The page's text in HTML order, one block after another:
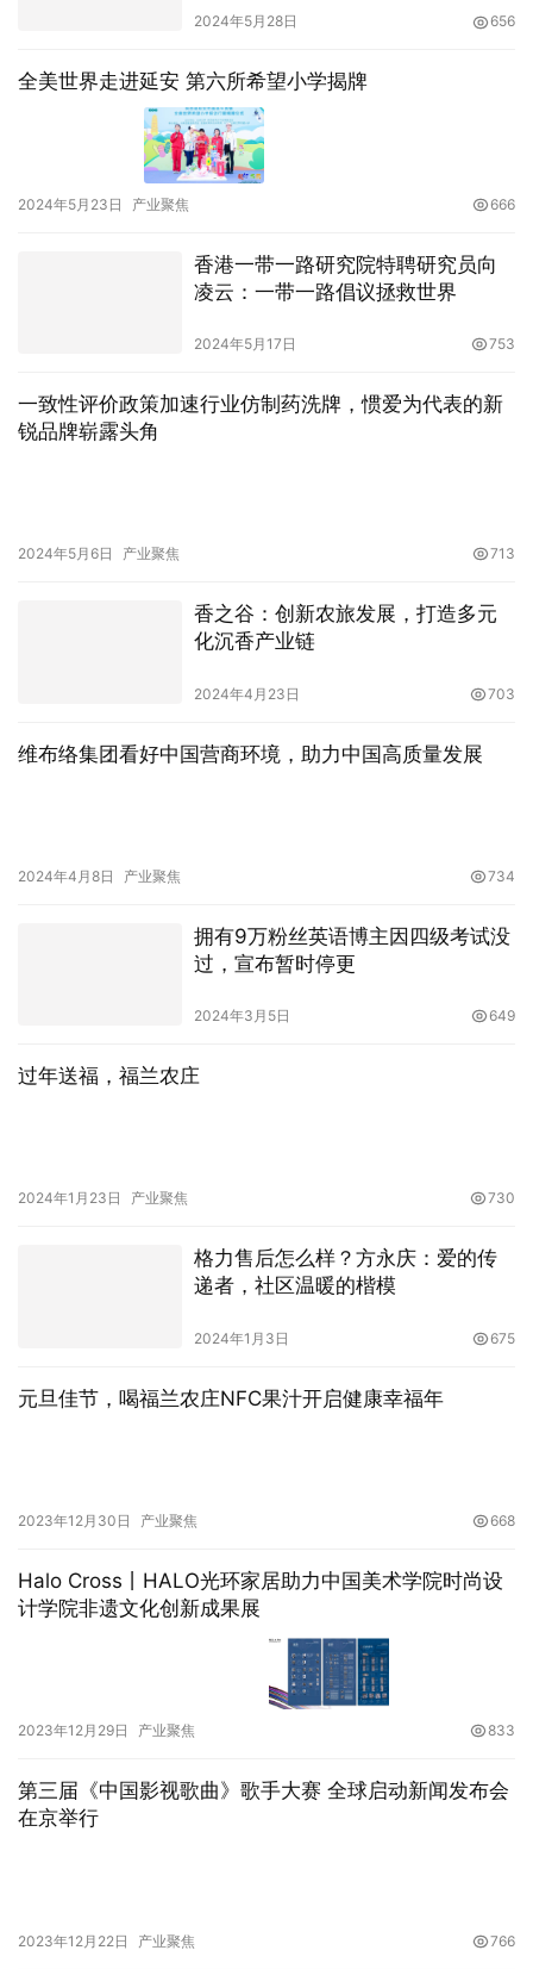
2024年5月28日 656
全美世界走进延安 第六所希望小学揭牌
2024年5月23日 产业聚焦 666
香港一带一路研究院特聘研究员向
凌云：一带一路倡议拯救世界
2024年5月17日 753
一致性评价政策加速行业仿制药洗牌，惯爱为代表的新
锐品牌崭露头角
2024年5月6日 产业聚焦 713
香之谷：创新农旅发展，打造多元
化沉香产业链
2024年4月23日 703
维布络集团看好中国营商环境，助力中国高质量发展
2024年4月8日 产业聚焦 734
拥有9万粉丝英语博主因四级考试没
过，宣布暂时停更
2024年3月5日 649
过年送福，福兰农庄
2024年1月23日 产业聚焦 730
格力售后怎么样？方永庆：爱的传
递者，社区温暖的楷模
2024年1月3日 675
元旦佳节，喝福兰农庄NFC果汁开启健康幸福年
2023年12月30日 产业聚焦 668
Halo Cross丨HALO光环家居助力中国美术学院时尚设
计学院非遗文化创新成果展
2023年12月29日 产业聚焦 833
第三届《中国影视歌曲》歌手大赛 全球启动新闻发布会
在京举行
2023年12月22日 产业聚焦 766